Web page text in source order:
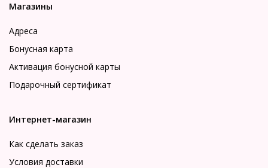
Магазины
Адреса
Бонусная карта
Активация бонусной карты
Подарочный сертификат
Интернет-магазин
Как сделать заказ
Условия доставки